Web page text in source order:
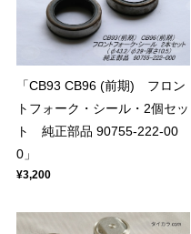
「CB93 CB96 (前期) フロン
トフォーク・シール・2個セッ
ト 純正部品 90755-222-00
0」
¥3,200